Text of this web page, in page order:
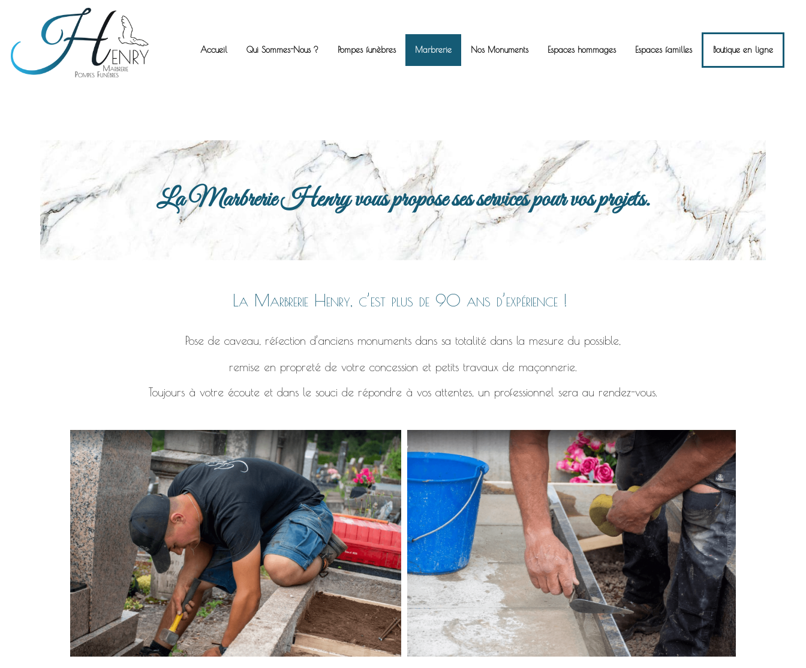
Accueil Qui Sommes-Nous ? Pompes funèbres Marbrerie Nos Monuments Espaces hommages Espaces familles Boutique en ligne
La Marbrerie Henry vous propose ses services pour vos projets.
La Marbrerie Henry, c’est plus de 90 ans d’expérience !
Pose de caveau, réfection d’anciens monuments dans sa totalité dans la mesure du possible,
remise en propreté de votre concession et petits travaux de maçonnerie.
Toujours à votre écoute et dans le souci de répondre à vos attentes, un professionnel sera au rendez-vous.